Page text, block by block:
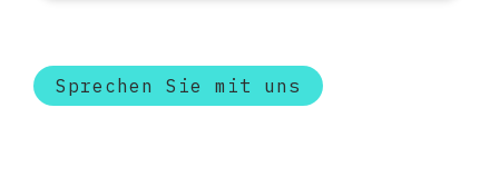
Sprechen Sie mit uns